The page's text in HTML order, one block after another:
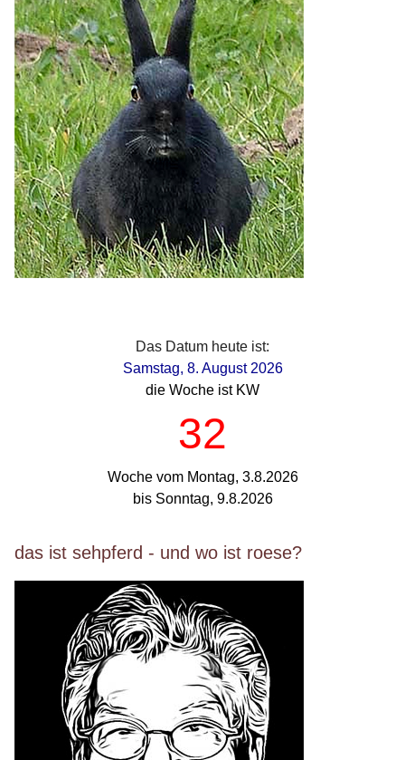
Das Datum heute ist:
Samstag, 8. August 2026
die Woche ist KW
32
Woche vom Montag, 3.8.2026
bis Sonntag, 9.8.2026
das ist sehpferd - und wo ist roese?